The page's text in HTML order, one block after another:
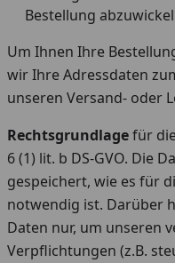
Bestellung
Um Ihnen Ihre
wir Ihre Adressdaten
unseren Versand- oder
Rechtsgrundlagefür
6 (1) lit. b DS-GVO. Die
gespeichert, wie es für
notwendig ist. Darüber
Daten nur, um unseren
Verpflichtungen (z.B.